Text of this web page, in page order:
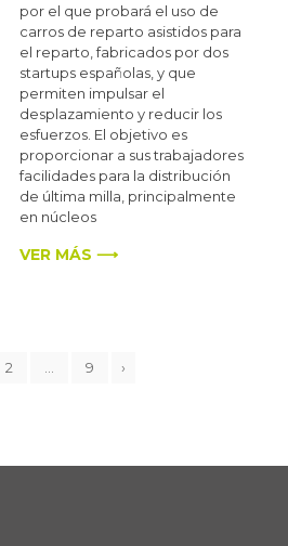
por el que probará el uso de
carros de reparto asistidos para
el reparto, fabricados por dos
startups españolas, y que
permiten impulsar el
desplazamiento y reducir los
esfuerzos. El objetivo es
proporcionar a sus trabajadores
facilidades para la distribución
de última milla, principalmente
en núcleos
VER MÁS ⟶
2 9 ›